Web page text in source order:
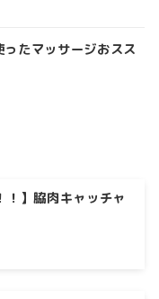
たマッサージおスス
！】脇肉キャッチャ